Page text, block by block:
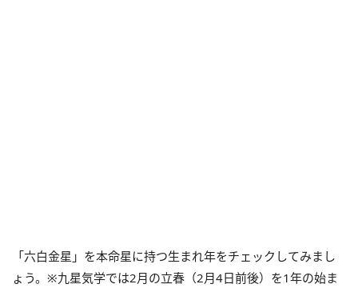
「六白金星」を本命星に持つ生まれ年をチェックしてみまし
ょう。※九星気学では2月の立春（2月4日前後）を1年の始ま